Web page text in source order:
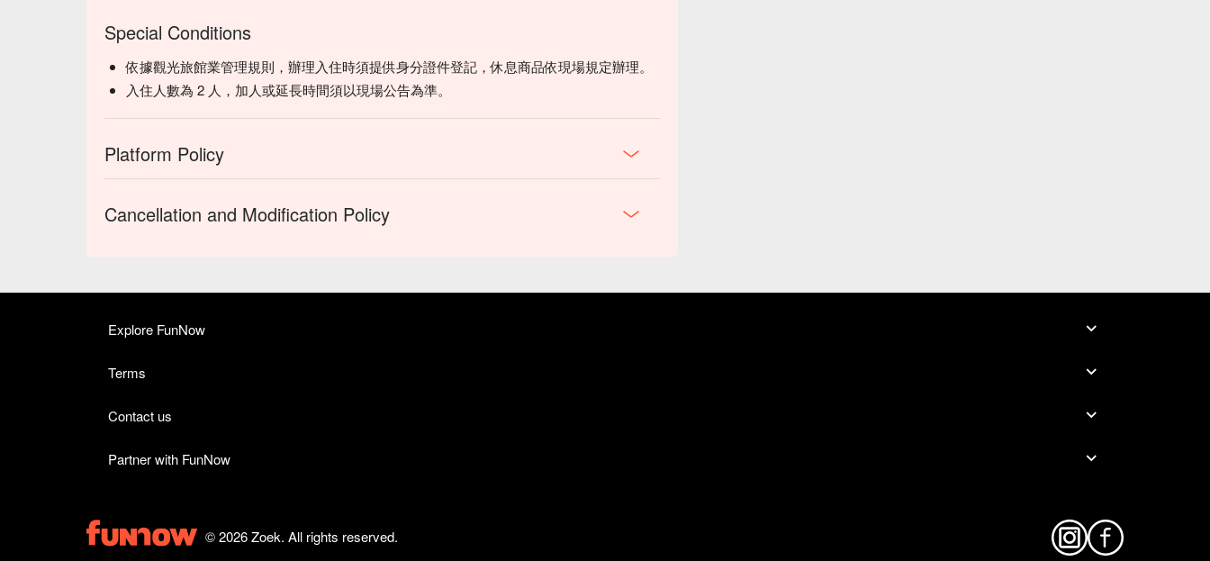
Special Conditions
依據觀光旅館業管理規則，辦理入住時須提供身分證件登記，休息商品依現場規定辦理。
入住人數為 2 人，加人或延長時間須以現場公告為準。
Platform Policy
Cancellation and Modification Policy
Explore FunNow
Terms
Contact us
Partner with FunNow
© 2026 Zoek. All rights reserved.